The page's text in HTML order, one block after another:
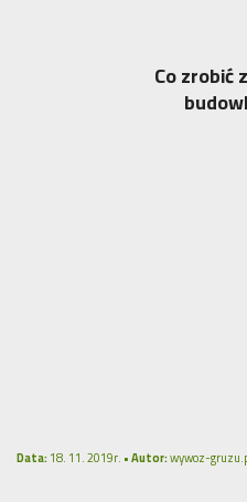
Co zrobić
Data:18. 11. 2019r. •Autor:wywoz-